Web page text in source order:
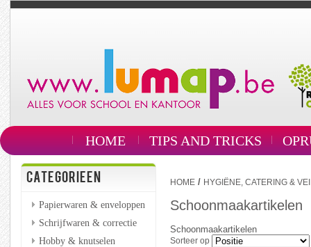
HOME TIPS AND TRICKS
CATEGORIEEN
Papierwaren & enveloppen
Schrijfwaren & correctie
Hobby & knutselen
HOME / HYGIËNE, CATERING &
Schoonmaakartikelen
Schoonmaakartikelen
Sorteer op